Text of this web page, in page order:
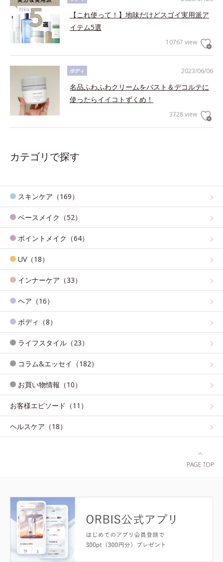
【これ使って！】地味だけどスゴイ実用派ア
イテム5選
10767 view
2023/06/06
ボディ
名品ふわふわクリームをバスト＆デコルテに
使ったらイイコトずくめ！
3728 view
カテゴリで探す
スキンケア（169）
ベースメイク（52）
ポイントメイク（64）
UV（18）
インナーケア（33）
ヘア（16）
ボディ（8）
ライフスタイル（23）
コラム&エッセイ（182）
お買い物情報（10）
お客様エピソード（11）
ヘルスケア（18）